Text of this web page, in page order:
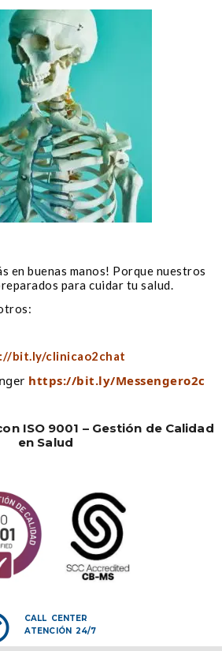
en buenas manos! Porque nuestros
para cuidar tu salud.
bit.ly/clinicao2chat
https://bit.ly/Messengero2c
ISO 9001 – Gestión de Calidad
en Salud
CALL CENTER
ATENCIÓN 24/7